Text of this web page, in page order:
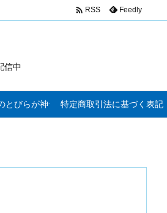
信中
とびらが神サービス特定商取引法に基づく表記
 RSS Feedly